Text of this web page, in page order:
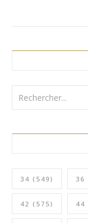
34 (549) 36
42 (575) 44